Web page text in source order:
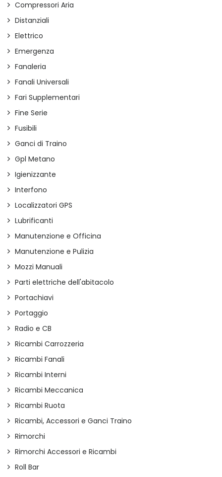
Compressori Aria
Distanziali
Elettrico
Emergenza
Fanaleria
Fanali Universali
Fari Supplementari
Fine Serie
Fusibili
Ganci di Traino
Gpl Metano
Igienizzante
Interfono
Localizzatori GPS
Lubrificanti
Manutenzione e Officina
Manutenzione e Pulizia
Mozzi Manuali
Parti elettriche dell'abitacolo
Portachiavi
Portaggio
Radio e CB
Ricambi Carrozzeria
Ricambi Fanali
Ricambi Interni
Ricambi Meccanica
Ricambi Ruota
Ricambi, Accessori e Ganci Traino
Rimorchi
Rimorchi Accessori e Ricambi
Roll Bar